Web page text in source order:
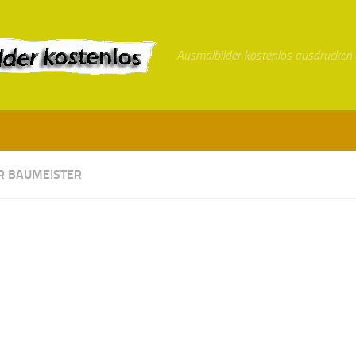
Ausmalbilder kostenlos
BAUMEISTER